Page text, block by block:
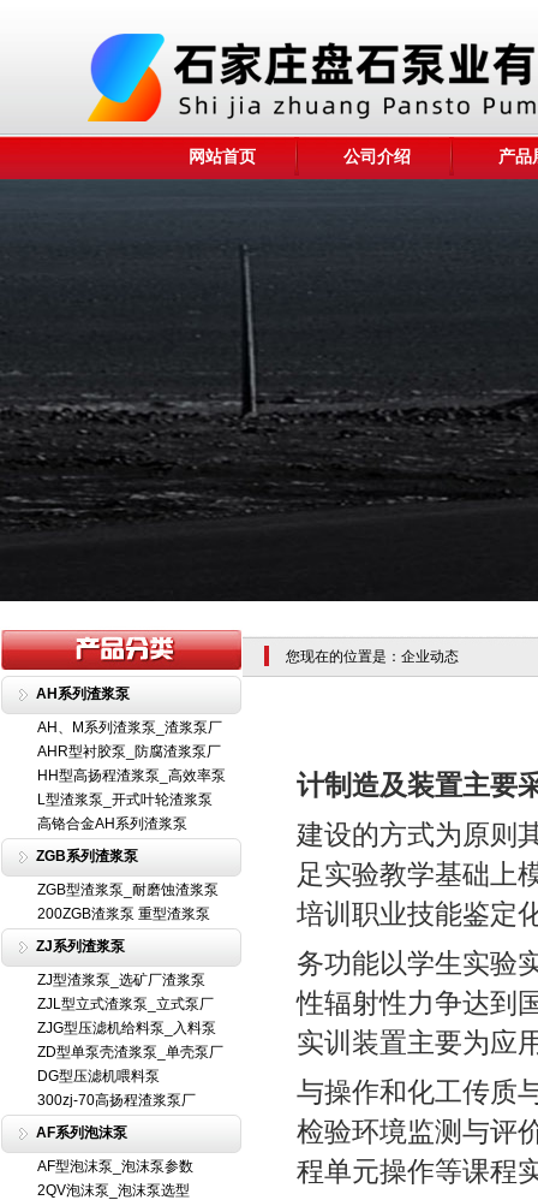
网站首页 公司介绍 产品
AH系列渣浆泵
AH、M系列渣浆泵_渣浆泵厂
AHR型衬胶泵_防腐渣浆泵厂
HH型高扬程渣浆泵_高效率泵
L型渣浆泵_开式叶轮渣浆泵
高铬合金AH系列渣浆泵
ZGB系列渣浆泵
ZGB型渣浆泵_耐磨蚀渣浆泵
200ZGB渣浆泵 重型渣浆泵
ZJ系列渣浆泵
ZJ型渣浆泵_选矿厂渣浆泵
ZJL型立式渣浆泵_立式泵厂
ZJG型压滤机给料泵_入料泵
ZD型单泵壳渣浆泵_单壳泵厂
DG型压滤机喂料泵
300zj-70高扬程渣浆泵厂
AF系列泡沫泵
AF型泡沫泵_泡沫泵参数
2QV泡沫泵_泡沫泵选型
您现在的位置是：企业动态
计制造及装置主要
建设的方式为原则
足实验教学基础上
培训职业技能鉴定
务功能以学生实验
性辐射性力争达到
实训装置主要为应
与操作和化工传质
检验环境监测与评
程单元操作等课程